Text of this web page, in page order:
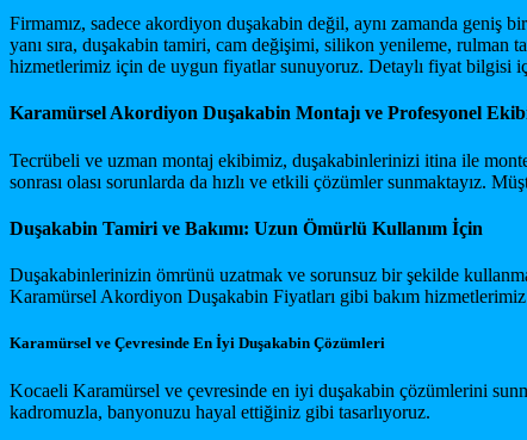
Firmamız, sadece akordiyon duşakabin değil, aynı zamanda geniş
yanı sıra, duşakabin tamiri, cam değişimi, silikon yenileme,
hizmetlerimiz için de uygun fiyatlar sunuyoruz. Detaylı fiyat bilgisi
Karamürsel Akordiyon Duşakabin Montajı ve Profesyonel
Tecrübeli ve uzman montaj ekibimiz, duşakabinlerinizi itina ile
sonrası olası sorunlarda da hızlı ve etkili çözümler sunmaktayız.
Duşakabin Tamiri ve Bakımı: Uzun Ömürlü Kullanım İçin
Duşakabinlerinizin ömrünü uzatmak ve sorunsuz bir şekilde
Karamürsel Akordiyon Duşakabin Fiyatları gibi bakım
Karamürsel ve Çevresinde En İyi Duşakabin Çözümleri
Kocaeli Karamürsel ve çevresinde en iyi duşakabin çözümlerini
kadromuzla, banyonuzu hayal ettiğiniz gibi tasarlıyoruz.